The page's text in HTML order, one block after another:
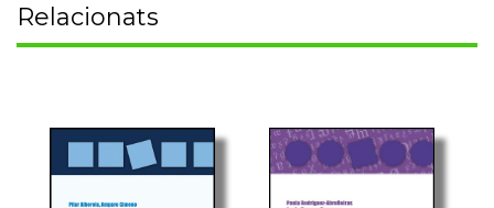
Relacionats